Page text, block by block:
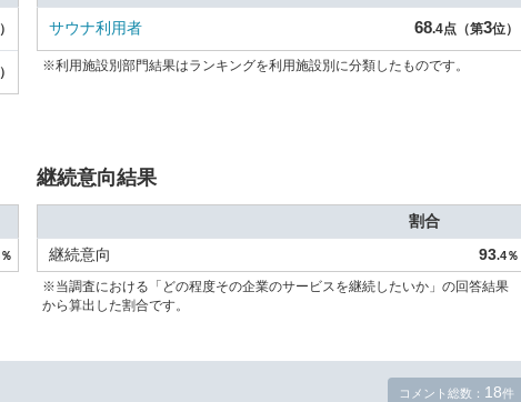
サウナ利用者 68.4点（第3位）
※利用施設別部門結果はランキングを利用施設別に分類したものです。
継続意向結果
割合
継続意向
93.4％
※当調査における「どの程度その企業のサービスを継続したいか」の回答結果
から算出した割合です。
コメント総数： 18件